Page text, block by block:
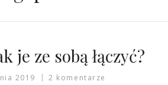
je ze sobą łączyć?
2019 2 komentarze